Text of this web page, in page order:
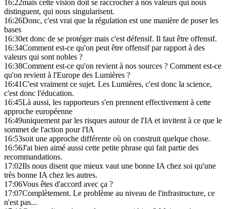
16:22mais cette vision doit se raccrocher à nos valeurs qui nous
distinguent, qui nous singularisent.
16:26Donc, c'est vrai que la régulation est une manière de poser les
bases
16:30et donc de se protéger mais c'est défensif. Il faut être offensif.
16:34Comment est-ce qu'on peut être offensif par rapport à des
valeurs qui sont nobles ?
16:38Comment est-ce qu'on revient à nos sources ? Comment est-ce
qu'on revient à l'Europe des Lumières ?
16:41C'est vraiment ce sujet. Les Lumières, c'est donc la science,
c'est donc l'éducation.
16:45Là aussi, les rapporteurs s'en prennent effectivement à cette
approche européenne
16:49uniquement par les risques autour de l'IA et invitent à ce que le
sommet de l'action pour l'IA
16:53soit une approche différente où on construit quelque chose.
16:56J'ai bien aimé aussi cette petite phrase qui fait partie des
recommandations.
17:02Ils nous disent que mieux vaut une bonne IA chez soi qu'une
très bonne IA chez les autres.
17:06Vous êtes d'accord avec ça ?
17:07Complètement. Le problème au niveau de l'infrastructure, ce
n'est pas...